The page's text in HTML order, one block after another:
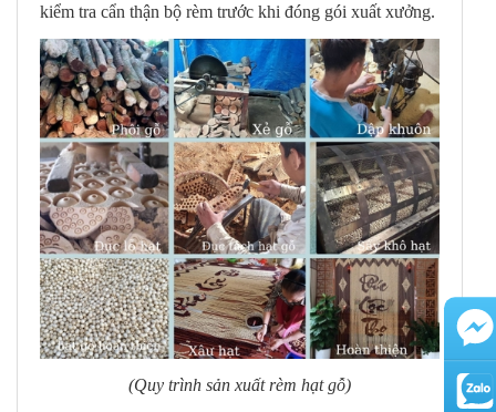
kiểm tra cẩn thận bộ rèm trước khi đóng gói xuất xưởng.
(Quy trình sản xuất rèm hạt gỗ)